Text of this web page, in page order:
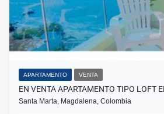
APARTAMENTO VENTA
EN VENTA APARTAMENTO TIPO LOFT
Santa Marta, Magdalena, Colombia